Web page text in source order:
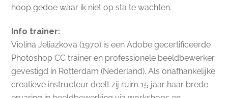
hoop gedoe waar ik niet op sta te wachten.
Info trainer:
Violina Jeliazkova (1970) is een Adobe gecertificeerde
Photoshop CC trainer en professionele beeldbewerker
gevestigd in Rotterdam (Nederland). Als onafhankelijke
creatieve instructeur deelt zij ruim 15 jaar haar brede